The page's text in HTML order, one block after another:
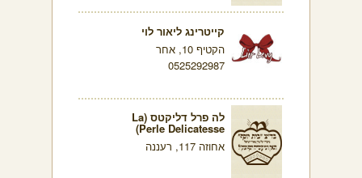
קייטרינג ליאור לוי
הקטיף 10, אחר
0525292987
לה פרל דליקטס (La
Perle Delicatesse)
אחוזה 117, רעננה